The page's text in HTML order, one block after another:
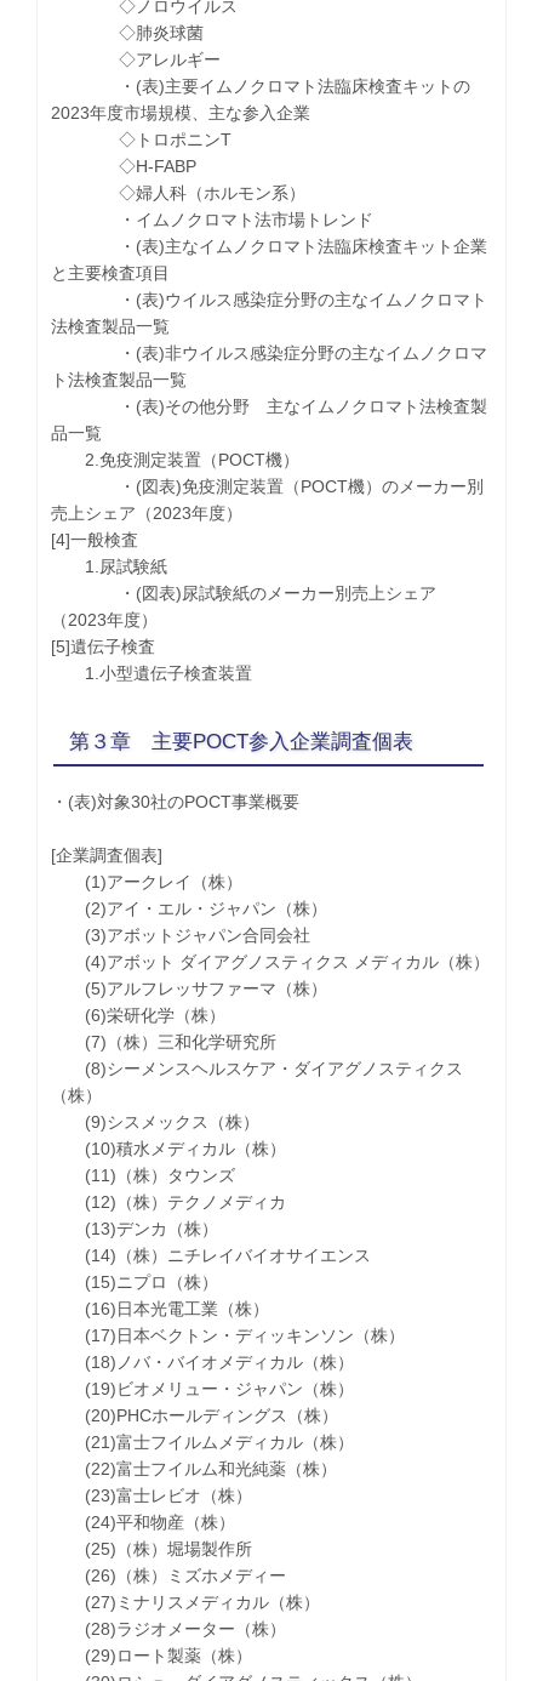
◇ノロウイルス
◇肺炎球菌
◇アレルギー
・(表)主要イムノクロマト法臨床検査キットの
2023年度市場規模、主な参入企業
◇トロポニンT
◇H-FABP
◇婦人科（ホルモン系）
・イムノクロマト法市場トレンド
・(表)主なイムノクロマト法臨床検査キット企業
と主要検査項目
・(表)ウイルス感染症分野の主なイムノクロマト
法検査製品一覧
・(表)非ウイルス感染症分野の主なイムノクロマ
ト法検査製品一覧
・(表)その他分野 主なイムノクロマト法検査製
品一覧
2.免疫測定装置（POCT機）
・(図表)免疫測定装置（POCT機）のメーカー別
売上シェア（2023年度）
[4]一般検査
1.尿試験紙
・(図表)尿試験紙のメーカー別売上シェア
（2023年度）
[5]遺伝子検査
1.小型遺伝子検査装置
第３章 主要POCT参入企業調査個表
・(表)対象30社のPOCT事業概要
[企業調査個表]
(1)アークレイ（株）
(2)アイ・エル・ジャパン（株）
(3)アボットジャパン合同会社
(4)アボット ダイアグノスティクス メディカル（株）
(5)アルフレッサファーマ（株）
(6)栄研化学（株）
(7)（株）三和化学研究所
(8)シーメンスヘルスケア・ダイアグノスティクス
（株）
(9)シスメックス（株）
(10)積水メディカル（株）
(11)（株）タウンズ
(12)（株）テクノメディカ
(13)デンカ（株）
(14)（株）ニチレイバイオサイエンス
(15)ニプロ（株）
(16)日本光電工業（株）
(17)日本ベクトン・ディッキンソン（株）
(18)ノバ・バイオメディカル（株）
(19)ビオメリュー・ジャパン（株）
(20)PHCホールディングス（株）
(21)富士フイルムメディカル（株）
(22)富士フイルム和光純薬（株）
(23)富士レビオ（株）
(24)平和物産（株）
(25)（株）堀場製作所
(26)（株）ミズホメディー
(27)ミナリスメディカル（株）
(28)ラジオメーター（株）
(29)ロート製薬（株）